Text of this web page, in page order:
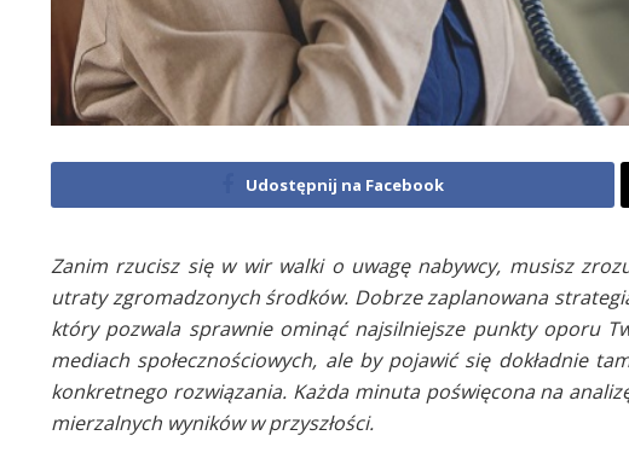
Udostępnij na Facebook
Zanim rzucisz się w wir walki o uwagę nabywcy, musisz
utraty zgromadzonych środków. Dobrze zaplanowana
który pozwala sprawnie ominąć najsilniejsze punkty oporu
mediach społecznościowych, ale by pojawić się dokładnie
konkretnego rozwiązania. Każda minuta poświęcona na
mierzalnych wyników w przyszłości.